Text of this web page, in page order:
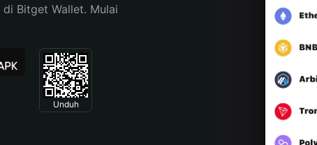
Bitget Wallet. Mulai
Unduh